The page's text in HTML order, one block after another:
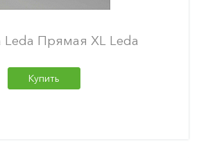
Leda Прямая XL Leda
Купить